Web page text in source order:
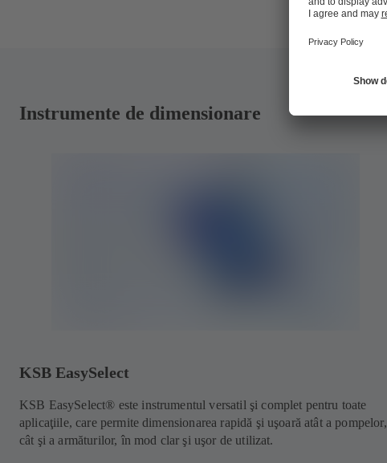
Instrumente de dimensionare
KSB EasySelect
KSB EasySelect® este instrumentul versatil şi complet pentru toate
aplicaţiile, care permite dimensionarea rapidă şi uşoară atât a pompelor,
cât şi a armăturilor, în mod clar şi uşor de utilizat.